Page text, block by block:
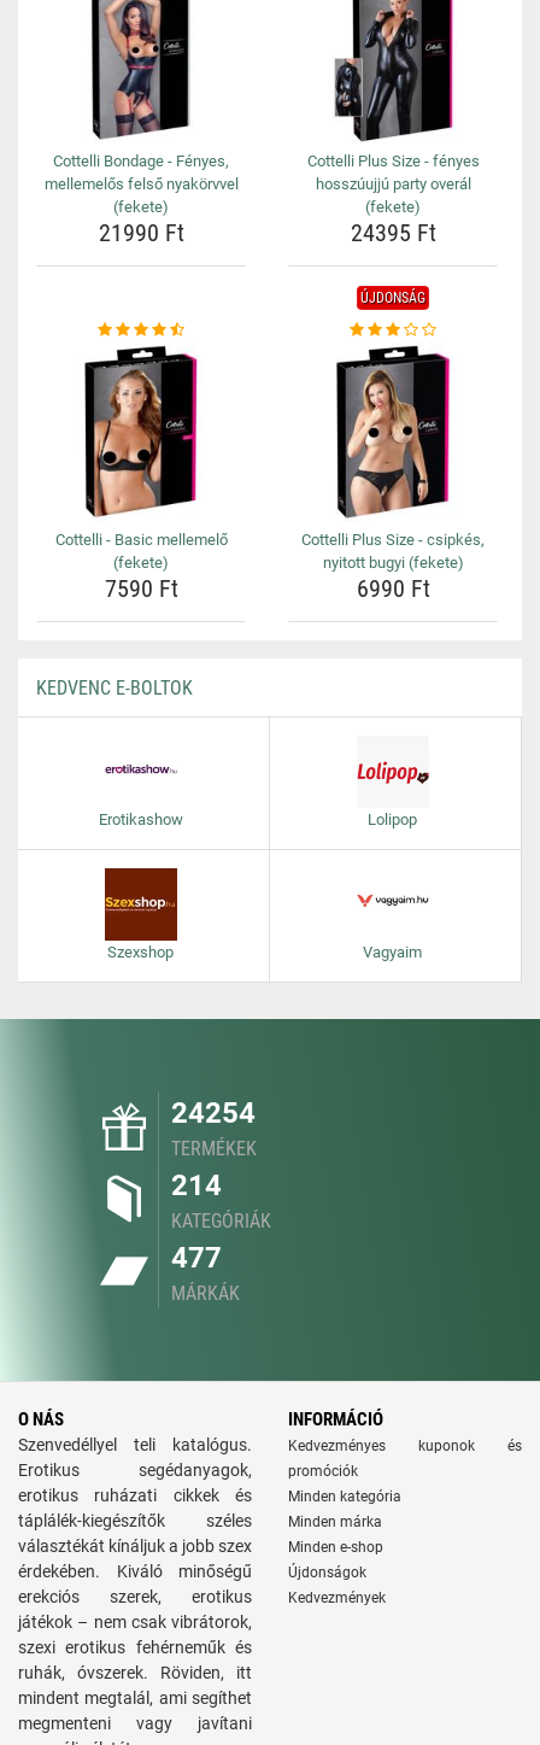
Cottelli Bondage - Fényes,
mellemelős felső nyakörvvel
(fekete)
21990 Ft
Cottelli Plus Size - fényes
hosszúujjú party overál
(fekete)
24395 Ft
Cottelli - Basic mellemelő
(fekete)
7590 Ft
ÚJDONSÁG
Cottelli Plus Size - csipkés,
nyitott bugyi (fekete)
6990 Ft
KEDVENC E-BOLTOK
Erotikashow Lolipop
Szexshop Vagyaim
24254
TERMÉKEK
214
KATEGÓRIÁK
477
MÁRKÁK
O NÁS
Szenvedéllyel teli katalógus.
Erotikus segédanyagok,
erotikus ruházati cikkek és
táplálék-kiegészítők széles
választékát kínáljuk a jobb szex
érdekében. Kiváló minőségű
erekciós szerek, erotikus
játékok – nem csak vibrátorok,
szexi erotikus fehérneműk és
ruhák, óvszerek. Röviden, itt
mindent megtalál, ami segíthet
megmenteni vagy javítani
INFORMÁCIÓ
Kedvezményes kuponok és
promóciók
Minden kategória
Minden márka
Minden e-shop
Újdonságok
Kedvezmények